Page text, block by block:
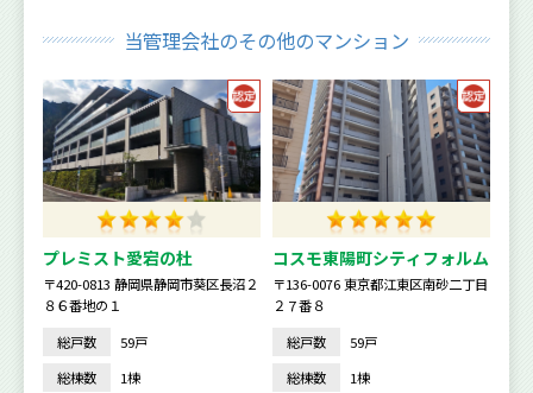
当管理会社のその他のマンション
プレミスト愛宕の杜
〒420-0813 静岡県静岡市葵区長沼２
８６番地の１
総戸数
59戸
総棟数
1棟
コスモ東陽町シティフォルム
〒136-0076 東京都江東区南砂二丁目
２７番８
総戸数
59戸
総棟数
1棟